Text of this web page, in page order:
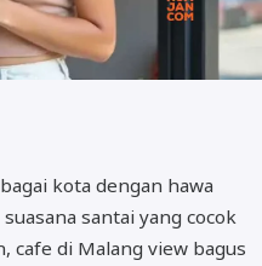
kota dengan hawa
santai yang cocok
cafe di Malang view bagus